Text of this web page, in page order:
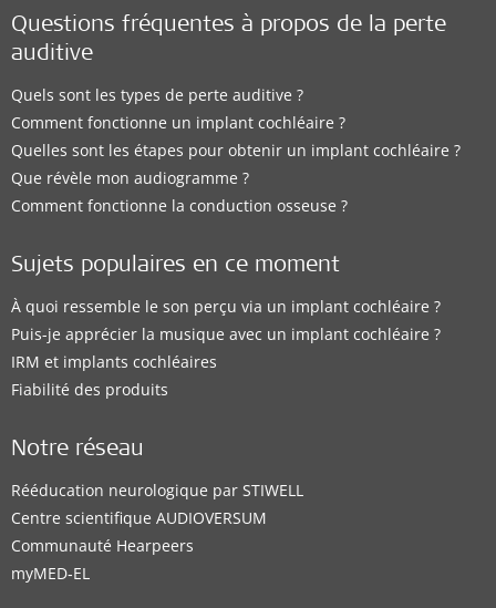
Questions fréquentes à propos de la perte
auditive
Quels sont les types de perte auditive ?
Comment fonctionne un implant cochléaire ?
Quelles sont les étapes pour obtenir un implant cochléaire ?
Que révèle mon audiogramme ?
Comment fonctionne la conduction osseuse ?
Sujets populaires en ce moment
À quoi ressemble le son perçu via un implant cochléaire ?
Puis-je apprécier la musique avec un implant cochléaire ?
IRM et implants cochléaires
Fiabilité des produits
Notre réseau
Rééducation neurologique par STIWELL
Centre scientifique AUDIOVERSUM
Communauté Hearpeers
myMED‑EL